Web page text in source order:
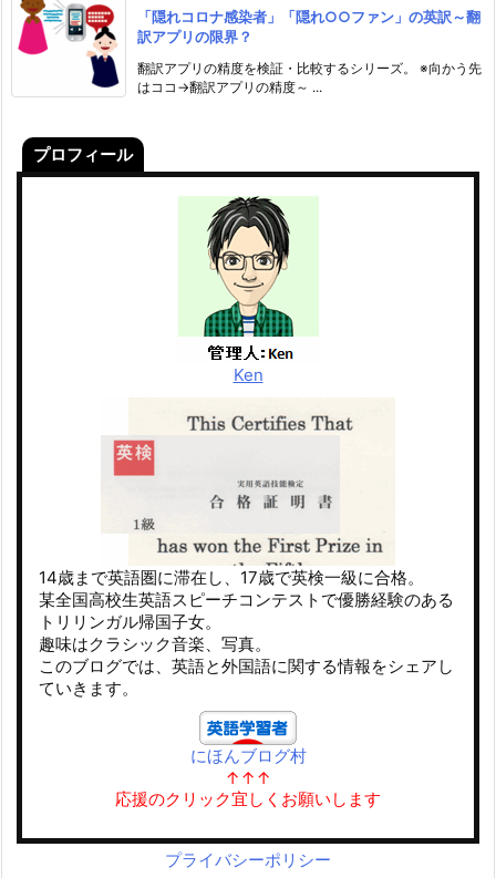
「隠れコロナ感染者」「隠れ○○ファン」の英訳～翻
訳アプリの限界？
翻訳アプリの精度を検証・比較するシリーズ。 ※向かう先
はココ→翻訳アプリの精度～ ...
プロフィール
Ken
14歳まで英語圏に滞在し、17歳で英検一級に合格。
某全国高校生英語スピーチコンテストで優勝経験のある
トリリンガル帰国子女。
趣味はクラシック音楽、写真。
このブログでは、英語と外国語に関する情報をシェアし
ていきます。
にほんブログ村
↑↑↑
応援のクリック宜しくお願いします
プライバシーポリシー